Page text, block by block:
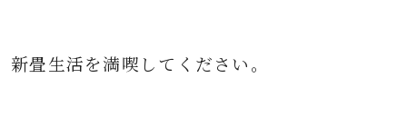
新畳生活を満喫してください。